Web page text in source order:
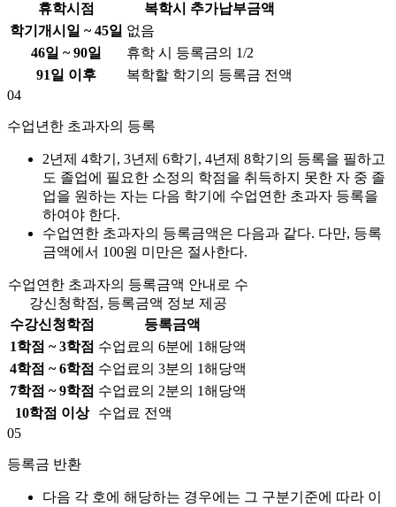
휴학시점
복학시 추가납부금액
학기개시일 ~ 45일 없음
46일 ~ 90일
휴학 시 등록금의 1/2
91일 이후
복학할 학기의 등록금 전액
04
수업년한 초과자의 등록
2년제 4학기, 3년제 6학기, 4년제 8학기의 등록을 필하고
도 졸업에 필요한 소정의 학점을 취득하지 못한 자 중 졸
업을 원하는 자는 다음 학기에 수업연한 초과자 등록을
하여야 한다.
수업연한 초과자의 등록금액은 다음과 같다. 다만, 등록
금액에서 100원 미만은 절사한다.
수업연한 초과자의 등록금액 안내로 수
강신청학점, 등록금액 정보 제공
수강신청학점
등록금액
1학점 ~ 3학점 수업료의 6분에 1해당액
4학점 ~ 6학점 수업료의 3분의 1해당액
7학점 ~ 9학점 수업료의 2분의 1해당액
10학점 이상
수업료 전액
05
등록금 반환
다음 각 호에 해당하는 경우에는 그 구분기준에 따라 이